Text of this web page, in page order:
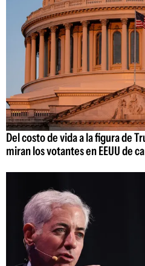
Del costo de vida a la figura de
miran los votantes en EEUU de